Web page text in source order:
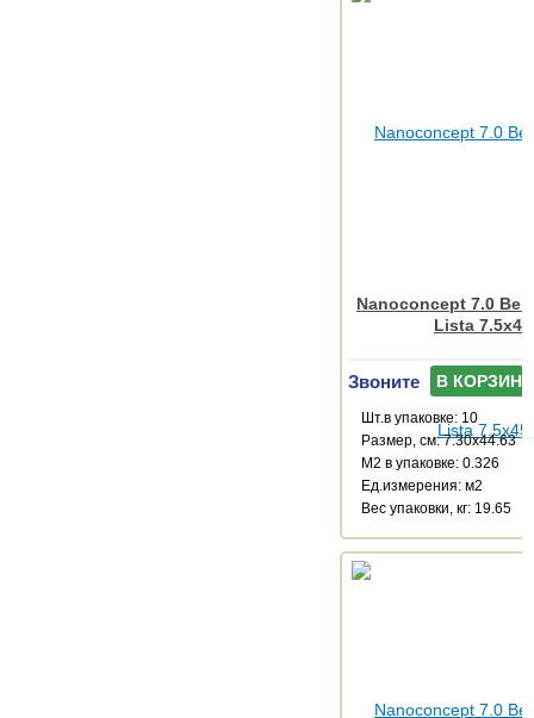
Nanoconcept 7.0
Lista 7.5x45
Звоните В КОРЗИНУ
Шт.в упаковке: 10
Размер, см: 7.30x44.63
М2 в упаковке: 0.326
Ед.измерения: м2
Веc упаковки, кг: 19.65